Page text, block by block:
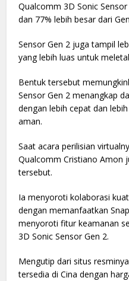
Qualcomm 3D Sonic
dan 77% lebih besar dari
Sensor Gen 2 juga tampil
yang lebih luas untuk
Bentuk tersebut
Sensor Gen 2 menangkap
dengan lebih cepat dan
aman.
Saat acara perilisian
Qualcomm Cristiano Amon
tersebut.
Ia menyoroti kolaborasi
dengan memanfaatkan
menyoroti fitur keamanan
3D Sonic Sensor Gen 2.
Mengutip dari situs
tersedia di Cina dengan